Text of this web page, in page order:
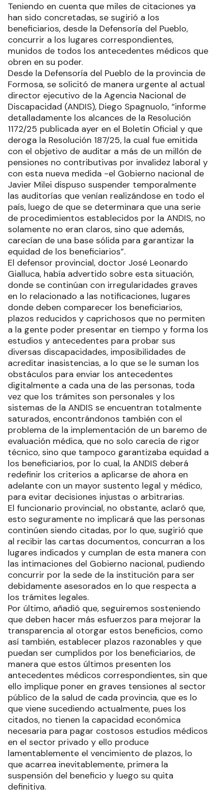
Teniendo en cuenta que miles de citaciones ya
han sido concretadas, se sugirió a los
beneficiarios, desde la Defensoría del Pueblo,
concurrir a los lugares correspondientes,
munidos de todos los antecedentes médicos que
obren en su poder.
Desde la Defensoría del Pueblo de la provincia de
Formosa, se solicitó de manera urgente al actual
director ejecutivo de la Agencia Nacional de
Discapacidad (ANDIS), Diego Spagnuolo, “informe
detalladamente los alcances de la Resolución
1172/25 publicada ayer en el Boletín Oficial y que
deroga la Resolución 187/25, la cual fue emitida
con el objetivo de auditar a más de un millón de
pensiones no contributivas por invalidez laboral y
con esta nueva medida -el Gobierno nacional de
Javier Milei dispuso suspender temporalmente
las auditorías que venían realizándose en todo el
país, luego de que se determinara que una serie
de procedimientos establecidos por la ANDIS, no
solamente no eran claros, sino que además,
carecían de una base sólida para garantizar la
equidad de los beneficiarios”.
El defensor provincial, doctor José Leonardo
Gialluca, había advertido sobre esta situación,
donde se continúan con irregularidades graves
en lo relacionado a las notificaciones, lugares
donde deben comparecer los beneficiarios,
plazos reducidos y caprichosos que no permiten
a la gente poder presentar en tiempo y forma los
estudios y antecedentes para probar sus
diversas discapacidades, imposibilidades de
acreditar inasistencias, a lo que se le suman los
obstáculos para enviar los antecedentes
digitalmente a cada una de las personas, toda
vez que los trámites son personales y los
sistemas de la ANDIS se encuentran totalmente
saturados, encontrándonos también con el
problema de la implementación de un baremo de
evaluación médica, que no solo carecía de rigor
técnico, sino que tampoco garantizaba equidad a
los beneficiarios, por lo cual, la ANDIS deberá
redefinir los criterios a aplicarse de ahora en
adelante con un mayor sustento legal y médico,
para evitar decisiones injustas o arbitrarias.
El funcionario provincial, no obstante, aclaró que,
esto seguramente no implicará que las personas
continúen siendo citadas, por lo que, sugirió que
al recibir las cartas documentos, concurran a los
lugares indicados y cumplan de esta manera con
las intimaciones del Gobierno nacional, pudiendo
concurrir por la sede de la institución para ser
debidamente asesorados en lo que respecta a
los trámites legales.
Por último, añadió que, seguiremos sosteniendo
que deben hacer más esfuerzos para mejorar la
transparencia al otorgar estos beneficios, como
así también, establecer plazos razonables y que
puedan ser cumplidos por los beneficiarios, de
manera que estos últimos presenten los
antecedentes médicos correspondientes, sin que
ello implique poner en graves tensiones al sector
público de la salud de cada provincia, que es lo
que viene sucediendo actualmente, pues los
citados, no tienen la capacidad económica
necesaria para pagar costosos estudios médicos
en el sector privado y ello produce
lamentablemente el vencimiento de plazos, lo
que acarrea inevitablemente, primera la
suspensión del beneficio y luego su quita
definitiva.